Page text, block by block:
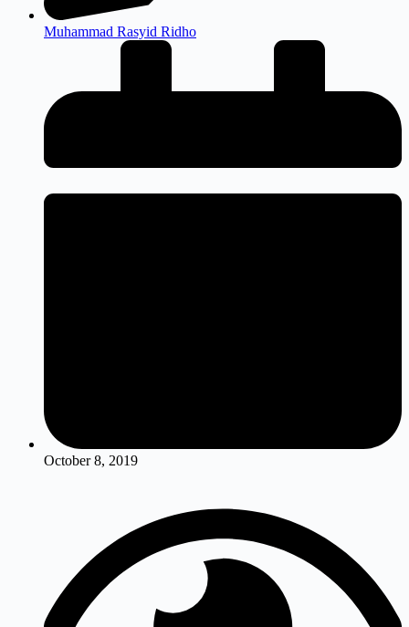
Muhammad Rasyid Ridho
October 8, 2019